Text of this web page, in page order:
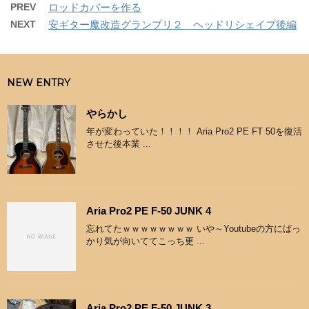
PREV ロッドカバーを作る
NEXT 安ギター魔改造グランプリ２ ヘッドリシェイプ後編
NEW ENTRY
やらかし
年が変わっていた！！！！ Aria Pro2 PE FT 50を復活
させた後本業 ...
Aria Pro2 PE F-50 JUNK 4
忘れてたｗｗｗｗｗｗｗｗ いや～Youtubeの方にばっ
かり気が向いててこっち更 ...